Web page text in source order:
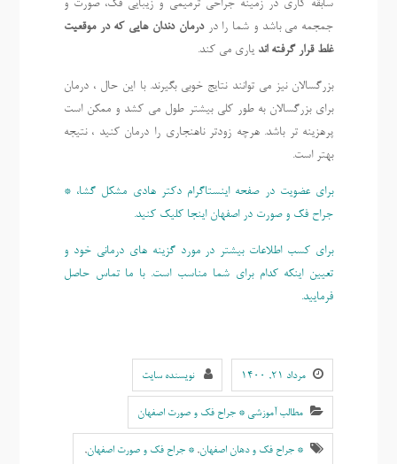
سابقه کاری در زمینه جراحی ترمیمی و زیبایی فک، صورت و
جمجمه می باشد و شما را دردرمان دندان هایی که در موقعیت
غلط قرار گرفته اند یاری می کند.
بزرگسالان نیز می توانند نتایج خوبی بگیرند. با این حال ، درمان
برای بزرگسالان به طور کلی بیشتر طول می کشد و ممکن است
پرهزینه تر باشد. هرچه زودتر ناهنجاری را درمان کنید ، نتیجه
بهتر است.
برای عضویت در صفحه اینستاگرام دکتر هادی مشکل گشا، *
جراح فک و صورت در اصفهان اینجا کلیک کنید.
برای کسب اطلاعات بیشتر در مورد گزینه های درمانی خود و
تعیین اینکه کدام برای شما مناسب است. با ما تماس حاصل
فرمایید.
مرداد ۲۱, ۱۴۰۰ نویسنده سایت
مطالب آموزشی * جراح فک و صورت اصفهان
* جراح فک و دهان اصفهان, * جراح فک و صورت اصفهان,